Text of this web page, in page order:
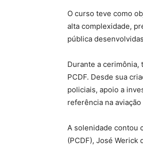
O curso teve como
alta complexidade,
pública
Durante a cerimônia,
PCDF. Desde sua
policiais, apoio a
referência na
A solenidade contou
(PCDF), José